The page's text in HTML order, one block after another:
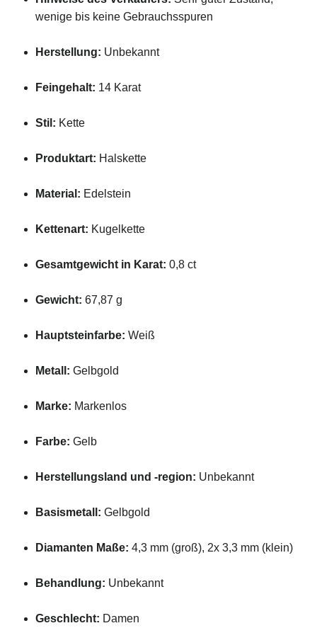
wenige bis keine Gebrauchsspuren
Herstellung: Unbekannt
Feingehalt: 14 Karat
Stil: Kette
Produktart: Halskette
Material: Edelstein
Kettenart: Kugelkette
Gesamtgewicht in Karat: 0,8 ct
Gewicht: 67,87 g
Hauptsteinfarbe: Weiß
Metall: Gelbgold
Marke: Markenlos
Farbe: Gelb
Herstellungsland und -region: Unbekannt
Basismetall: Gelbgold
Diamanten Maße: 4,3 mm (groß), 2x 3,3 mm (klein)
Behandlung: Unbekannt
Geschlecht: Damen